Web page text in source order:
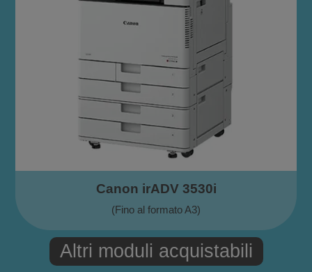
Canon irADV 3530i
(Fino al formato A3)
Altri moduli acquistabili